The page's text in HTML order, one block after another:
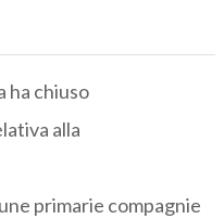
ha chiuso
alla
primarie compagnie